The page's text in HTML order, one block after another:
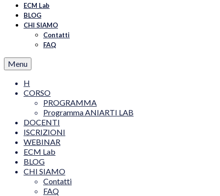
ECM Lab
BLOG
CHI SIAMO
Contatti
FAQ
Menu
H
CORSO
PROGRAMMA
Programma ANIARTI LAB
DOCENTI
ISCRIZIONI
WEBINAR
ECM Lab
BLOG
CHI SIAMO
Contatti
FAQ